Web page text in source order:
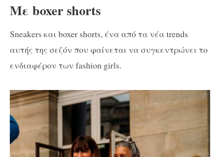
Με boxer shorts
Sneakers και boxer shorts, ένα από τα νέα trends
αυτής της σεζόν που φαίνεται να συγκεντρώνει το
ενδιαφέρον των fashion girls.